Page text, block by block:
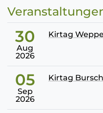
30
Aug
2026
Kirtag
05
Sep
2026
Kirtag